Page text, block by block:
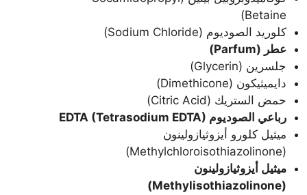
Betaine)
كلوريد الصوديوم (Sodium Chloride)
عطر (Parfum)
جلسرين (Glycerin)
دايميثيكون (Dimethicone)
حمض الستريك (Citric Acid)
رباعي الصوديوم EDTA (Tetrasodium EDTA)
ميثيل كلورو أيزوثيازولينون
(Methylchloroisothiazolinone)
ميثيل أيزوثيازولينون
(Methylisothiazolinone)